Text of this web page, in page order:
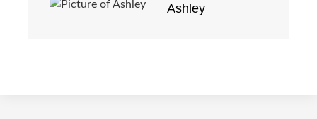
Ashley